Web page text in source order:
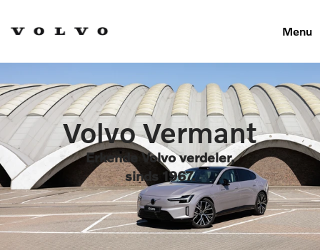
Menu
Volvo Vermant
Erkende Volvo verdeler,
sinds 1967.